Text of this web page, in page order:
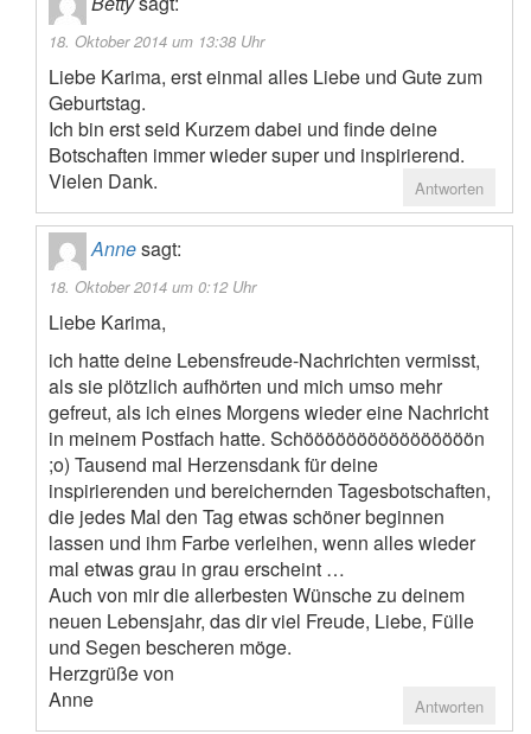
18. Oktober 2014 um 13:38 Uhr
Liebe Karima, erst einmal alles Liebe und Gute zum
Geburtstag.
Ich bin erst seid Kurzem dabei und finde deine
Botschaften immer wieder super und inspirierend.
Vielen Dank.
Antworten
Annesagt:
18. Oktober 2014 um 0:12 Uhr
Liebe Karima,
ich hatte deine Lebensfreude-Nachrichten vermisst,
als sie plötzlich aufhörten und mich umso mehr
gefreut, als ich eines Morgens wieder eine Nachricht
in meinem Postfach hatte. Schöööööööööööööööön
;o) Tausend mal Herzensdank für deine
inspirierenden und bereichernden Tagesbotschaften,
die jedes Mal den Tag etwas schöner beginnen
lassen und ihm Farbe verleihen, wenn alles wieder
mal etwas grau in grau erscheint …
Auch von mir die allerbesten Wünsche zu deinem
neuen Lebensjahr, das dir viel Freude, Liebe, Fülle
und Segen bescheren möge.
Herzgrüße von
Anne
Antworten